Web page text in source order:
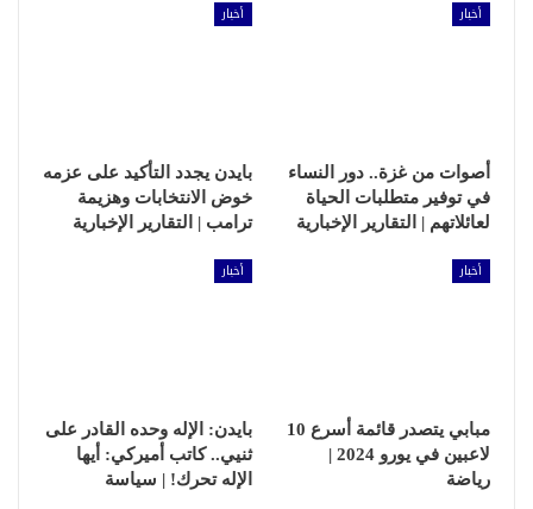
أخبار
أصوات من غزة.. دور النساء
في توفير متطلبات الحياة
لعائلاتهم | التقارير الإخبارية
أخبار
بايدن يجدد التأكيد على عزمه
خوض الانتخابات وهزيمة
ترامب | التقارير الإخبارية
أخبار
مبابي يتصدر قائمة أسرع 10
لاعبين في يورو 2024 |
رياضة
أخبار
بايدن: الإله وحده القادر على
ثنيي.. كاتب أميركي: أيها
الإله تحرك! | سياسة